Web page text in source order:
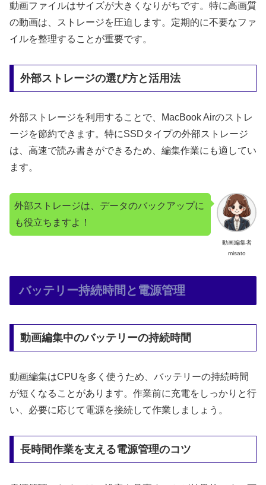
動画ファイルはサイズが大きくなりがちです。特に高画質
の動画は、ストレージを圧迫します。定期的に不要なファ
イルを整理することが重要です。
外部ストレージの選び方と活用法
外部ストレージを利用することで、MacBook Airのストレ
ージを節約できます。特にSSDタイプの外部ストレージ
は、高速で読み書きができるため、編集作業にも適してい
ます。
動画編集者
misato
外部ストレージは、データのバックアップに
も役立ちますよ！
バッテリー持続時間と電源管理
動画編集中のバッテリーの持続時間
動画編集はCPUを多く使うため、バッテリーの持続時間
が短くなることがあります。作業前に充電をしっかりと行
い、必要に応じて電源を接続して作業しましょう。
長時間作業を支える電源管理のコツ